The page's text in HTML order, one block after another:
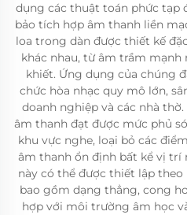
dụng các thuật toán phức tạp
bảo tích hợp âm thanh liền
loa trong dàn được thiết kế
khác nhau, từ âm trầm
khiết. Ứng dụng của chúng
chức hòa nhạc quy mô lớn,
doanh nghiệp và các nhà
âm thanh đạt được mức phủ
khu vực nghe, loại bỏ các
âm thanh ổn định bất kể vị trí
này có thể được thiết lập
bao gồm dạng thẳng, cong
hợp với môi trường âm học